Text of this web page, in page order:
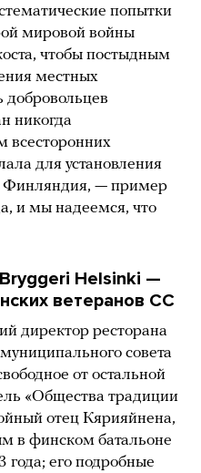
попытки
мировой войны
чтобы постыдным
местных
добровольцев
никогда
всесторонних
для установления
Финляндия, — пример
и мы надеемся, что
Helsinki —
ветеранов СС
директор ресторана
совета
от остальной
«Общества традиции
отец Кярияйнена,
в финском батальоне
его подробные